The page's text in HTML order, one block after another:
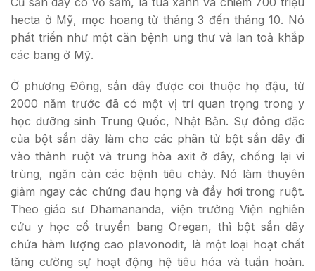
hecta ở Mỹ, mọc hoang từ tháng 3 đến tháng 10. Nó
phát triển như một căn bệnh ung thư và lan toả khắp
các bang ở Mỹ.
Ở phương Đông, sắn dây được coi thuộc họ đậu, từ
2000 năm trước đã có một vị trí quan trọng trong y
học dưỡng sinh Trung Quốc, Nhật Bản. Sự đông đặc
của bột sắn dây làm cho các phân tử bột sắn dây đi
vào thành ruột và trung hòa axit ở đây, chống lại vi
trùng, ngăn cản các bệnh tiêu chảy. Nó làm thuyên
giảm ngay các chứng đau họng và đầy hơi trong ruột.
Theo giáo sư Dhamananda, viện trưởng Viện nghiên
cứu y học cổ truyền bang Oregan, thì bột sắn dây
chứa hàm lượng cao plavonodit, là một loại hoạt chất
tăng cường sự hoạt động hệ tiêu hóa và tuần hoàn.